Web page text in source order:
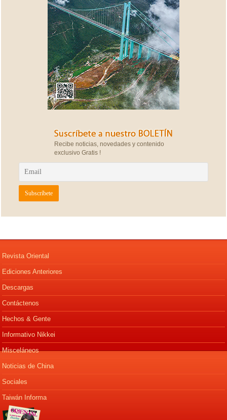
Recibe noticias, novedades y contenido
exclusivo Gratis !
Revista Oriental
Ediciones Anteriores
Descargas
Contáctenos
Hechos & Gente
Informativo Nikkei
Misceláneos
Noticias de China
Sociales
Taiwán Informa